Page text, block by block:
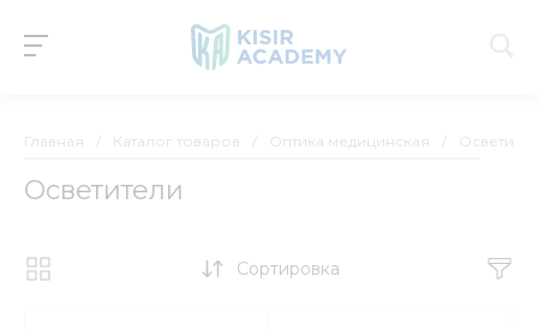
Главная Каталог товаров Оптика медицинская
Осветители
Сортировка